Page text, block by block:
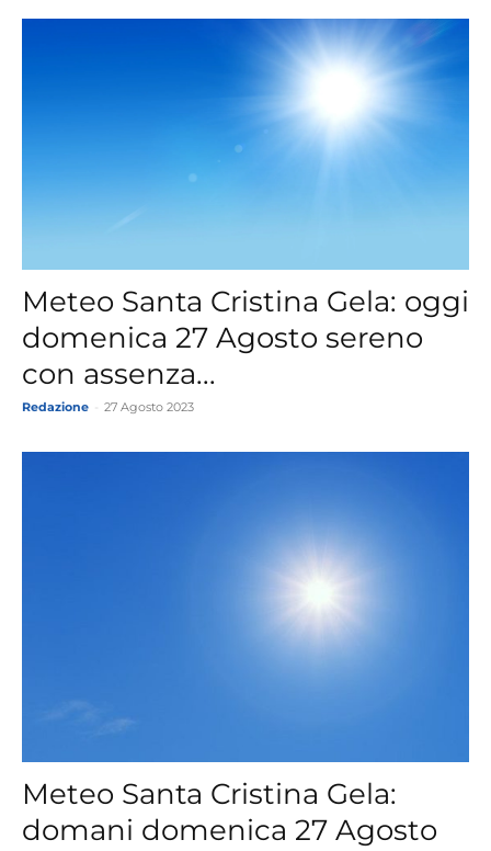
Meteo Santa Cristina Gela: oggi
domenica 27 Agosto sereno
con assenza...
Redazione 27 Agosto 2023
Meteo Santa Cristina Gela:
domani domenica 27 Agosto